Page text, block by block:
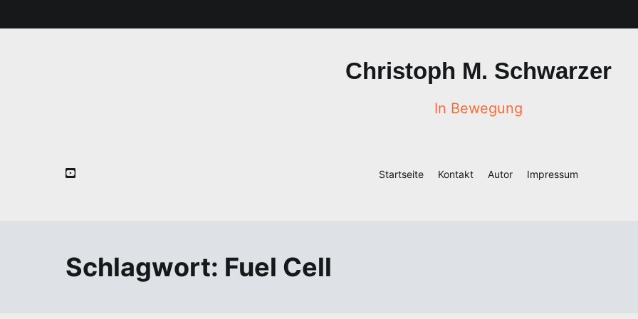
Christoph M. Schwarzer
In Bewegung
Startseite Kontakt Autor Impressum
Schlagwort: Fuel Cell